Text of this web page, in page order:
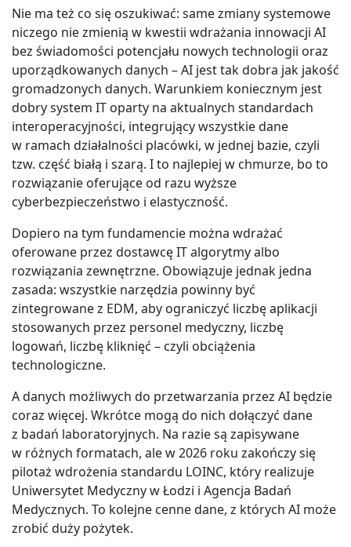
Nie ma też co się oszukiwać: same zmiany systemowe
niczego nie zmienią w kwestii wdrażania innowacji AI
bez świadomości potencjału nowych technologii oraz
uporządkowanych danych – AI jest tak dobra jak jakość
gromadzonych danych. Warunkiem koniecznym jest
dobry system IT oparty na aktualnych standardach
interoperacyjności, integrujący wszystkie dane
w ramach działalności placówki, w jednej bazie, czyli
tzw. część białą i szarą. I to najlepiej w chmurze, bo to
rozwiązanie oferujące od razu wyższe
cyberbezpieczeństwo i elastyczność.
Dopiero na tym fundamencie można wdrażać
oferowane przez dostawcę IT algorytmy albo
rozwiązania zewnętrzne. Obowiązuje jednak jedna
zasada: wszystkie narzędzia powinny być
zintegrowane z EDM, aby ograniczyć liczbę aplikacji
stosowanych przez personel medyczny, liczbę
logowań, liczbę kliknięć – czyli obciążenia
technologiczne.
A danych możliwych do przetwarzania przez AI będzie
coraz więcej. Wkrótce mogą do nich dołączyć dane
z badań laboratoryjnych. Na razie są zapisywane
w różnych formatach, ale w 2026 roku zakończy się
pilotaż wdrożenia standardu LOINC, który realizuje
Uniwersytet Medyczny w Łodzi i Agencja Badań
Medycznych. To kolejne cenne dane, z których AI może
zrobić duży pożytek.